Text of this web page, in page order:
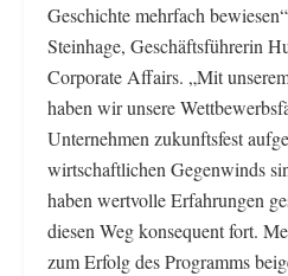
Geschichte mehrfach
Steinhage, Geschäftsführerin
Corporate Affairs. „Mit
haben wir unsere
Unternehmen zukunftsfest
wirtschaftlichen Gegenwinds
haben wertvolle Erfahrungen
diesen Weg konsequent fort.
zum Erfolg des Programms